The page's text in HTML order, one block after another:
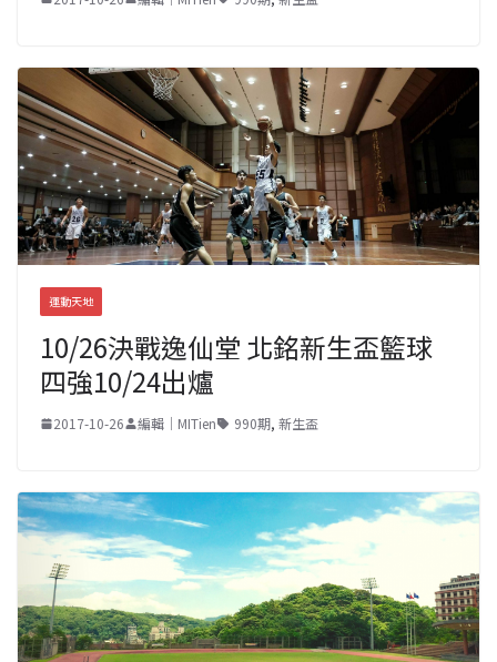
運動天地
10/26決戰逸仙堂 北銘新生盃籃球
四強10/24出爐
2017-10-26 編輯｜MITien 990期, 新生盃